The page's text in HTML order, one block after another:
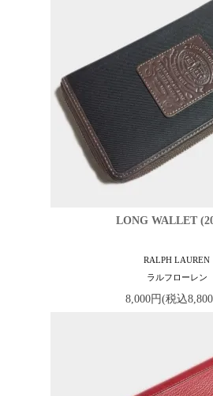
LONG WALLET
RALPH LAUREN
ラルフローレン
8,000円(税込